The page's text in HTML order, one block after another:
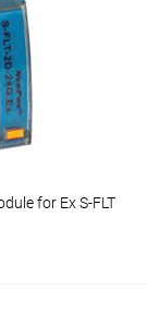
Сравнение
Под заказ
for Ex S-FLT